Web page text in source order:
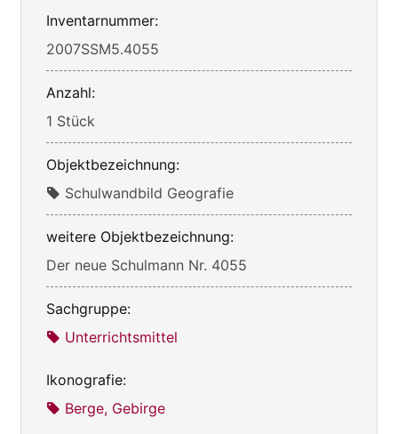
Inventarnummer:
2007SSM5.4055
Anzahl:
1 Stück
Objektbezeichnung:
Schulwandbild Geografie
weitere Objektbezeichnung:
Der neue Schulmann Nr. 4055
Sachgruppe:
Unterrichtsmittel
Ikonografie:
Berge, Gebirge